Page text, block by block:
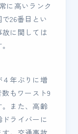
に高いランク
26番目とい
に関しては
年ぶりに増
もワースト9
また、高齢
ライバーに